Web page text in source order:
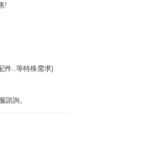
!
件...等特殊需求)
詢。